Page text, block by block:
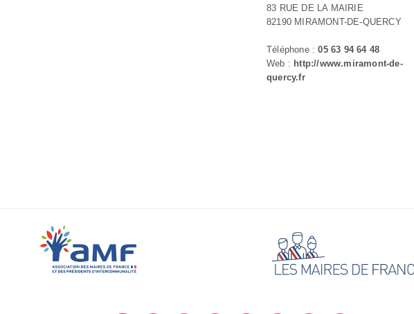
83 RUE DE LA MAIRIE
82190 MIRAMONT-DE-QUERCY
Téléphone :05 63 94 64 48
Web : http://www.miramont-de-
quercy.fr